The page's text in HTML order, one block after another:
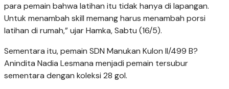
para pemain bahwa latihan itu tidak hanya di lapangan.
Untuk menambah skill memang harus menambah porsi
latihan di rumah,” ujar Hamka, Sabtu (16/5).
Sementara itu, pemain SDN Manukan Kulon II/499 B?
Anindita Nadia Lesmana menjadi pemain tersubur
sementara dengan koleksi 28 gol.